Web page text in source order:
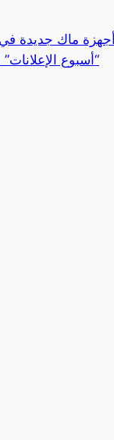
أجهزة ماك جديدة في
“أسبوع الإعلانات”